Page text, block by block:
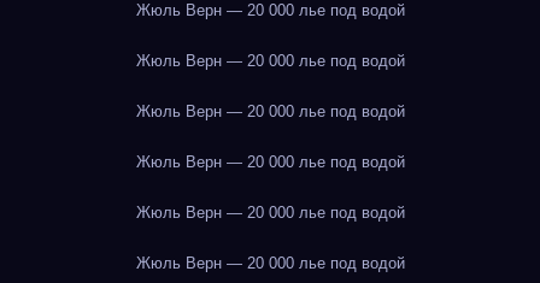
Жюль Верн — 20 000 лье под водой
Жюль Верн — 20 000 лье под водой
Жюль Верн — 20 000 лье под водой
Жюль Верн — 20 000 лье под водой
Жюль Верн — 20 000 лье под водой
Жюль Верн — 20 000 лье под водой